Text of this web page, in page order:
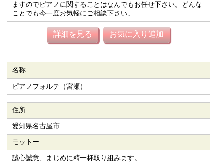
ますのでピアノに関することはなんでもお任せ下さい。どんな
ことでも今一度お気軽にご相談下さい。
詳細を見る お気に入り追加
名称
ピアノフォルテ（宮瀬）
住所
愛知県名古屋市
モットー
誠心誠意、まじめに精一杯取り組みます。